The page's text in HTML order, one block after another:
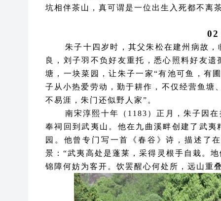
坑相伴茶山，真可谓是一位出生入死都不离
02
朱子十四岁时，其父朱松在建州病故
良，刘子羽不负好友重托，悉心照料好友
塘，一块菜园，让朱子一家“有池可鱼，有
子从小热爱劳动，勤于耕作，不仅经营鱼塘
不易涯，朱门还似野人家”。
南宋淳熙十年（1183）正月，朱子因
奉祠回到武夷山。他在九曲溪畔创建了武
园。他曾专门写一首《春谷》诗，描述了
景：“武夷高处是蓬莱，采得灵根手自栽。
锦障何妨为客开。饮罢醒心何处所，远山重